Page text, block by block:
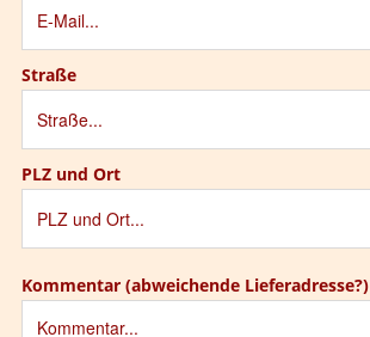
Straße
PLZ und Ort
Kommentar (abweichende Lieferadresse?)